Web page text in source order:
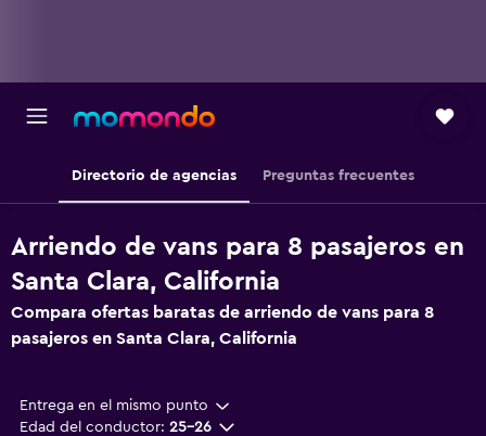
Directorio de agencias Preguntas frecuentes
Arriendo de vans para 8 pasajeros en
Santa Clara, California
Compara ofertas baratas de arriendo de vans para 8
pasajeros en Santa Clara, California
Entrega en el mismo punto
Edad del conductor: 25-26